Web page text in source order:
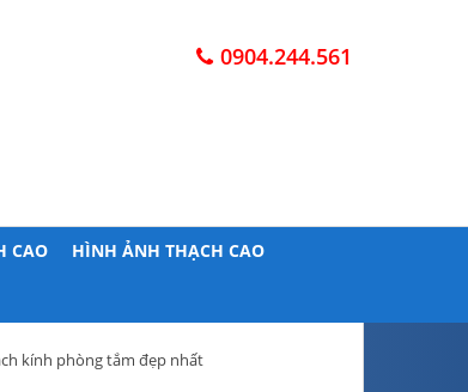
0904.244.561
CAO HÌNH ẢNH THẠCH CAO
kính phòng tắm đẹp nhất